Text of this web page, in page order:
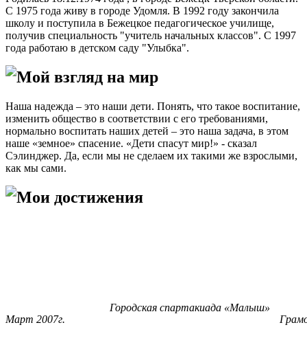
С 1975 года живу в городе Удомля. В 1992 году закончила
школу и поступила в Бежецкое педагогическое училище,
получив специальность "учитель начальных классов". С 1997
года работаю в детском саду "Улыбка".
Мой взгляд на мир
Наша надежда – это наши дети. Понять, что такое воспитание,
изменить общество в соответствии с его требованиями,
нормально воспитать наших детей – это наша задача, в этом
наше «земное» спасение. «Дети спасут мир!» - сказал
Сэлинджер. Да, если мы не сделаем их такими же взрослыми,
как мы сами.
Мои достижения
Март 2007г.
Городская спартакиада «Малыш»